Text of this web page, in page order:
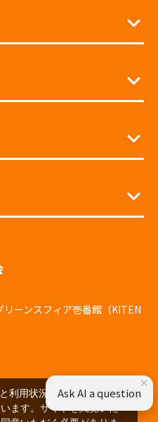
ーンスフィア壱番館（KITEN
利用状況の解析、広告配
ます。サイトを閲覧いた
×
Ask AI a question